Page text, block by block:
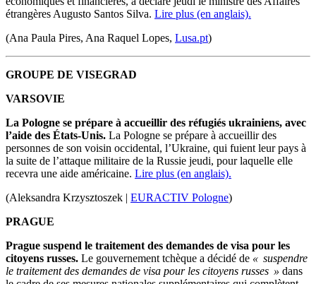
étrangères Augusto Santos Silva. Lire plus (en anglais).
(Ana Paula Pires, Ana Raquel Lopes, Lusa.pt)
GROUPE DE VISEGRAD
VARSOVIE
La Pologne se prépare à accueillir des réfugiés ukrainiens, avec
l’aide des États-Unis. La Pologne se prépare à accueillir des
personnes de son voisin occidental, l’Ukraine, qui fuient leur pays à
la suite de l’attaque militaire de la Russie jeudi, pour laquelle elle
recevra une aide américaine. Lire plus (en anglais).
(Aleksandra Krzysztoszek | EURACTIV Pologne)
PRAGUE
Prague suspend le traitement des demandes de visa pour les
citoyens russes. Le gouvernement tchèque a décidé de « suspendre
le traitement des demandes de visa pour les citoyens russes » dans